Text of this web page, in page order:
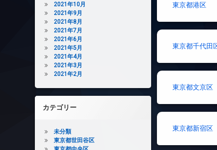
東京都港区
東京都千代田
東京都文京区
東京都新宿区
2021年10月
2021年9月
2021年8月
2021年7月
2021年6月
2021年5月
2021年4月
2021年3月
2021年2月
カテゴリー
未分類
東京都世田谷区